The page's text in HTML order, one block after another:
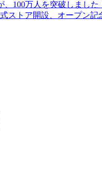
、100万人を突破しました
ストア開設、オープン記